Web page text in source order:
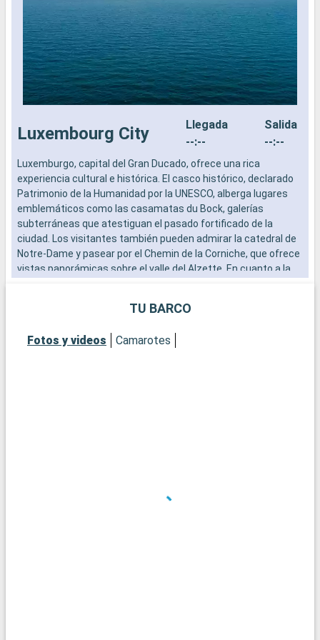
Luxembourg City
Llegada
--:--
Salida
--:--
Luxemburgo, capital del Gran Ducado, ofrece una rica
experiencia cultural e histórica. El casco histórico, declarado
Patrimonio de la Humanidad por la UNESCO, alberga lugares
emblemáticos como las casamatas du Bock, galerías
subterráneas que atestiguan el pasado fortificado de la
ciudad. Los visitantes también pueden admirar la catedral de
Notre-Dame y pasear por el Chemin de la Corniche, que ofrece
vistas panorámicas sobre el valle del Alzette. En cuanto a la
(sopa de judías verdes) reflejan la tradición culinaria
TU BARCO
Fotos y videos Camarotes